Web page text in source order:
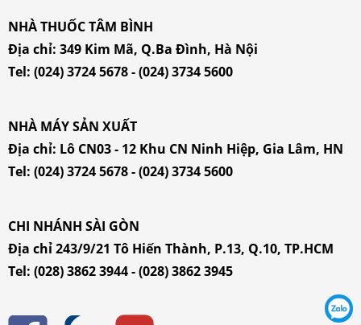
NHÀ THUỐC TÂM BÌNH
Địa chỉ: 349 Kim Mã, Q.Ba Đình, Hà Nội
Tel: (024) 3724 5678-(024) 3734 5600
NHÀ MÁY SẢN XUẤT
Địa chỉ: Lô CN03 - 12 Khu CN Ninh Hiệp, Gia Lâm, HN
Tel: (024) 3724 5678-(024) 3734 5600
CHI NHÁNH SÀI GÒN
Địa chỉ 243/9/21 Tô Hiến Thành, P.13, Q.10, TP.HCM
Tel: (028) 3862 3944-(028) 3862 3945